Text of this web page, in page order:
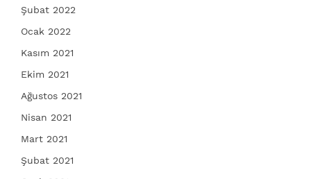
Şubat 2022
Ocak 2022
Kasım 2021
Ekim 2021
Ağustos 2021
Nisan 2021
Mart 2021
Şubat 2021